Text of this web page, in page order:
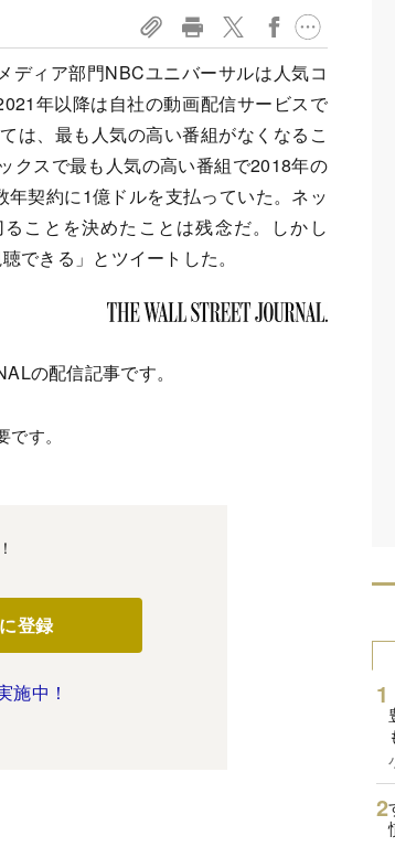
ディア部門NBCユニバーサルは人気コ
年以降は自社の動画配信サービスで
は、最も人気の高い番組がなくなるこ
クスで最も人気の高い番組で2018年の
契約に1億ドルを支払っていた。ネッ
ことを決めたことは残念だ。しかし
できる」とツイートした。
の配信記事です。
す。
登録
施中！